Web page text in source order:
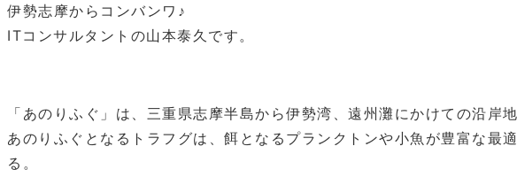
伊勢志摩からコンバンワ♪
ITコンサルタントの山本泰久です。
「あのりふぐ」は、三重県志摩半島から伊勢湾、遠州灘にかけての沿岸
あのりふぐとなるトラフグは、餌となるプランクトンや小魚が豊富な最
る。